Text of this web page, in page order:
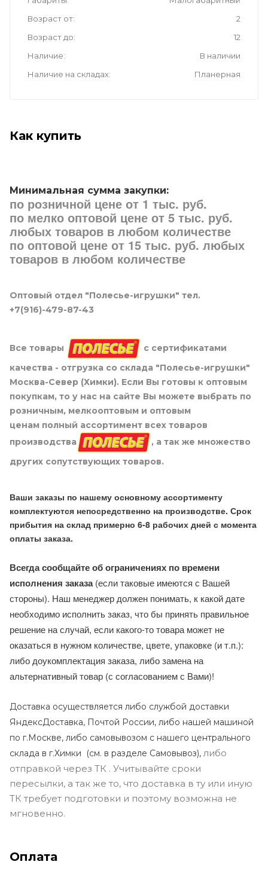
Возраст от
2
Возраст до
12
Наличие
В наличии
Наличие на складах
Планерная
Как купить
Минимальная сумма закупки:
по розничной цене от 1 тыс. руб.
по мелко оптовой цене от 5 тыс. руб.
любых товаров в любом количестве
по оптовой цене от 15 тыс. руб. любых
товаров в любом количестве
Оптовый отдел "Полесье-игрушки" тел.
+7(916)-479-87-43
Все товары
с сертификатами
качества - отгрузка со склада "Полесье-игрушки"
Москва-Север (Химки). Если Вы готовы к оптовым
покупкам, то у нас на сайте Вы можете выбрать по
розничным, мелкооптовым и оптовым
ценам полный ассортимент всех товаров
производства
, а так же множество
других сопутствующих товаров.
Ваши заказы по нашему основному ассортименту
комплектуются непосредственно на производстве. Срок
прибытия на склад примерно 6-8 рабочих дней с момента
оплаты заказа.
Всегда сообщайте об ограничениях по времени
исполнения заказа(если таковые имеются с Вашей
стороны). Наш менеджер должен понимать, к какой дате
необходимо исполнить заказ, что бы принять правильное
решение на случай, если какого-то товара может не
оказаться в нужном количестве, цвете, упаковке (и т.п.):
либо доукомплектация заказа, либо замена на
альтернативный товар (с согласованием с Вами)!
Доставка осуществляется либо службой доставки
ЯндексДоставка, Почтой России, либо нашей машиной
по г.Москве, либо самовывозом с нашего центрального
склада в г.Химки (см. в разделе Самовывоз), либо
отправкой через ТК . Учитывайте сроки
пересылки, а так же то, что доставка в ту или иную
ТК требует подготовки и поэтому возможна не
мгновенно.
Оплата